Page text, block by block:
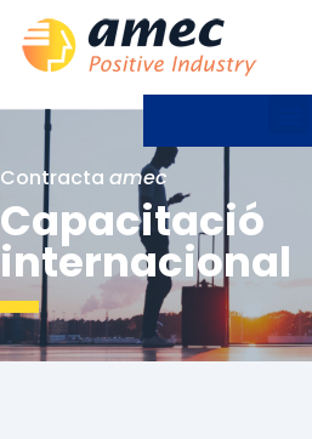
Contracta amec
Capacitació
internacional